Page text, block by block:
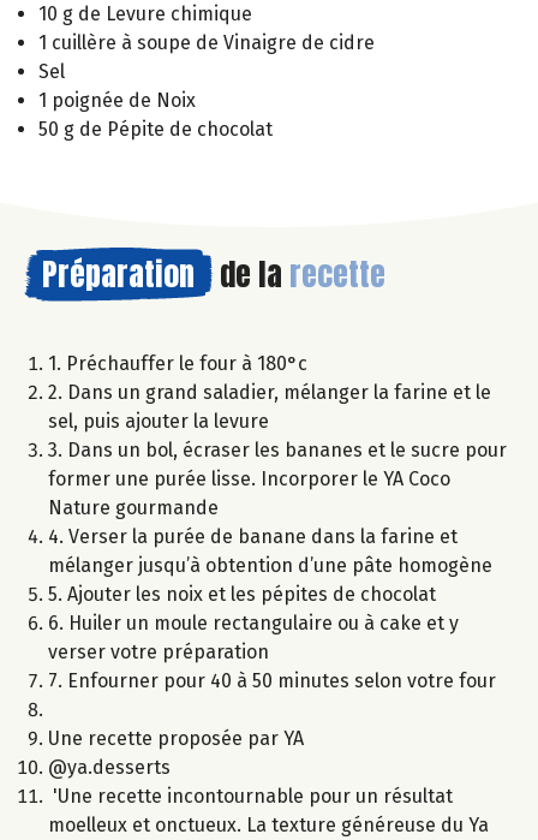
10 g de Levure chimique
1 cuillère à soupe de Vinaigre de cidre
Sel
1 poignée de Noix
50 g de Pépite de chocolat
Préparation de la recette
1. Préchauffer le four à 180°c
2. Dans un grand saladier, mélanger la farine et le
sel, puis ajouter la levure
3. Dans un bol, écraser les bananes et le sucre pour
former une purée lisse. Incorporer le YA Coco
Nature gourmande
4. Verser la purée de banane dans la farine et
mélanger jusqu’à obtention d’une pâte homogène
5. Ajouter les noix et les pépites de chocolat
6. Huiler un moule rectangulaire ou à cake et y
verser votre préparation
7. Enfourner pour 40 à 50 minutes selon votre four
Une recette proposée par YA
@ya.desserts
'Une recette incontournable pour un résultat
moelleux et onctueux. La texture généreuse du Ya